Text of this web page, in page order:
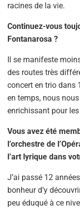
racines de la vie.
Continuez-vous
Fontanarosa ?
Il se manifeste
des routes très
concert en trio dans
en temps, nous
enrichissant pour
Vous avez été
l’orchestre de
l’art lyrique dans
J’ai passé 12
bonheur d’y
peu éduqué à ce